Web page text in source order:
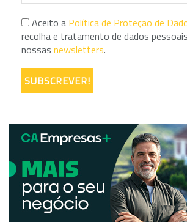
Aceito a Política de Proteção de
recolha e tratamento de dados
nossas newsletters.